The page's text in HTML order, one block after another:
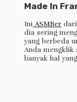
Made In
Ini ASMRer
dia sering
yang berbeda
Anda mengklik
banyak hal